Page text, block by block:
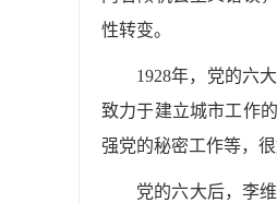
性转变。
1928年，党的六
致力于建立城市工作
强党的秘密工作等，
党的六大后，李